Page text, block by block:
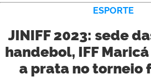
ESPORTE
JINIFF 2023: sede
handebol, IFF
a prata no torneio